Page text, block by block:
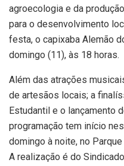
agroecologia e da
para o desenvolvimento
festa, o capixaba Alemão
domingo (11), às 18 horas.
Além das atrações
de artesãos locais; a
Estudantil e o lançamento
programação tem início
domingo à noite, no
A realização é do